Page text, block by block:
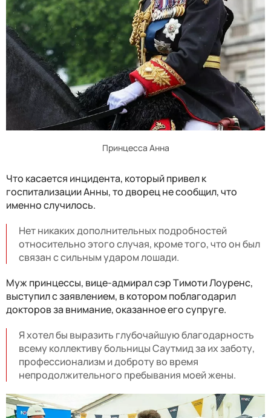
Принцесса Анна
Что касается инцидента, который привел к
госпитализации Анны, то дворец не сообщил, что
именно случилось.
Нет никаких дополнительных подробностей
относительно этого случая, кроме того, что он был
связан с сильным ударом лошади.
Муж принцессы, вице-адмирал сэр Тимоти Лоуренс,
выступил с заявлением, в котором поблагодарил
докторов за внимание, оказанное его супруге.
Я хотел бы выразить глубочайшую благодарность
всему коллективу больницы Саутмид за их заботу,
профессионализм и доброту во время
непродолжительного пребывания моей жены.